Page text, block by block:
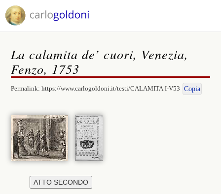
La calamita de’ cuori, Venezia,
Fenzo, 1753
Permalink:https://www.carlogoldoni.it/testi/CALAMITA|I-V53 Copia